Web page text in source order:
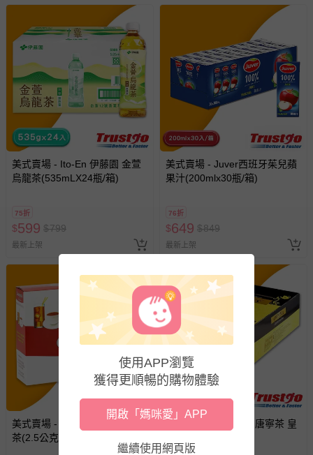
瑕疵退換貨所產生的運費，將由媽咪愛負責處理，若非瑕疵
退貨，您可至『查詢訂單』>『已出貨』中查詢該筆訂單，
並點選『我要退貨』即可進行申請。若有相關退貨問題，請
至媽咪愛
LINE@客服ID: @mamilove我們將依序為您處理
與服務，謝謝。
針對滿件折/滿額贈…等活動，如因部份退貨，而該訂單保
留商品未達活動門檻，將以原價計算，活動贈品亦需一併退
回。
部分商品依據消費者保護法的規定，不適用七天鑑賞期/猶
豫期範圍：
客製化商品（例如客製生日書、姓名貼等）。
報紙、期刊或雜誌（惟書籍如經拆封、使用，則酌收整
新費用）。
經消費者拆封之影音商品或電腦軟體（例如 DVD、CD
等）。
非以有形媒介提供之數位內容或一經提供即為完成之線
上服務，經消費者事先同意始提供（例如線上課程、遊
戲或活動點數等）。
已拆封之以下類型商品：
-個人衛生用品（例如尿布、貼身衣物、泳裝、襪子、地
墊、寢具類等）。
-新生兒親膚衣物（嬰幼兒包巾與背巾、包屁衣、學習
褲、紗布衣等）。
美式賣場 - Ito-En 伊藤園 金萱
烏龍茶(535mLX24瓶/箱)
75折
$599 $799
最新上架
美式賣場 - Juver西班牙茱兒蘋
果汁(200mlx30瓶/箱)
76折
$649 $849
最新上架
美式賣場 - Carmien 南非博士
茶(2.5公克X160入)
美式賣場 - Twinings 唐寧茶 皇
使用APP瀏覽
獲得更順暢的購物體驗
開啟「媽咪愛」APP
繼續使用網頁版